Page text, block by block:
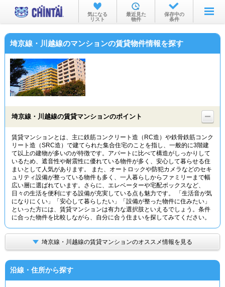
お部屋を探す
沿線・駅から
物件特集から
TOP
気になる
リスト
最近見た
物件
保存中の
条件
埼京線・川越線のマンションの賃貸物件情報を探す
埼京線・川越線の賃貸マンションのポイント
賃貸マンションとは、主に鉄筋コンクリート造（RC造）や鉄骨鉄筋コンク
リート造（SRC造）で建てられた集合住宅のことを指し、一般的に3階建
て以上の建物が多いのが特徴です。アパートに比べて構造がしっかりして
いるため、遮音性や耐震性に優れている物件が多く、安心して暮らせる住
まいとして人気があります。 また、オートロックや防犯カメラなどのセキ
ュリティ設備が整っている物件も多く、一人暮らしからファミリーまで幅
広い層に選ばれています。さらに、エレベーターや宅配ボックスなど、
日々の生活を便利にする設備が充実している点も魅力です。 「生活音が気
になりにくい」「安心して暮らしたい」「設備が整った物件に住みたい」
といった方には、賃貸マンションは有力な選択肢といえるでしょう。条件
に合った物件を比較しながら、自分に合う住まいを探してみてください。
埼京線・川越線の賃貸マンションのオススメ情報を見る
沿線・住所から探す